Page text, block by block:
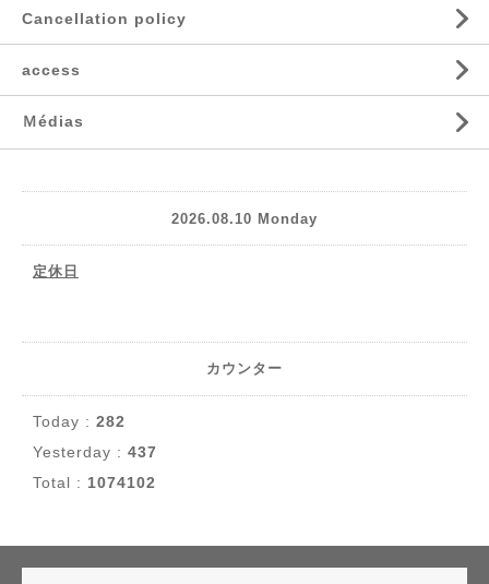
Cancellation policy
access
Ｍédias
2026.08.10 Monday
定休日
カウンター
Today : 282
Yesterday : 437
Total : 1074102